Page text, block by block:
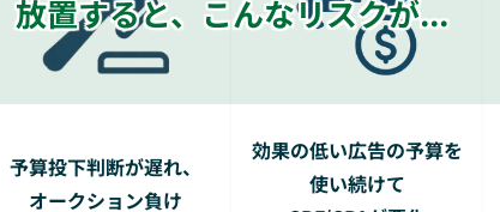
放置すると、こんなリスクが...
予算投下判断が遅れ、
オークション負け
効果の低い広告の予算を
使い続けて